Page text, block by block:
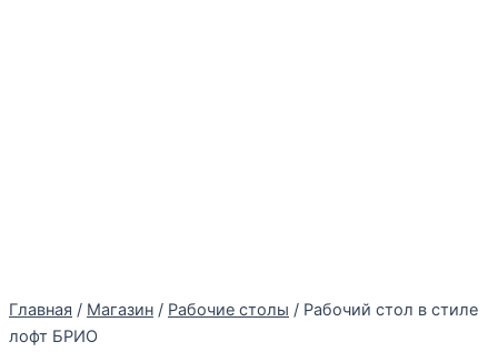
Главная / Магазин / Рабочие столы / Рабочий стол в стиле
лофт БРИО